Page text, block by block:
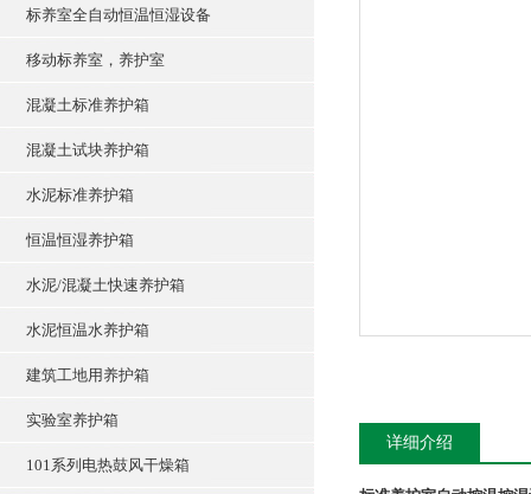
标养室全自动恒温恒湿设备
移动标养室，养护室
混凝土标准养护箱
混凝土试块养护箱
水泥标准养护箱
恒温恒湿养护箱
水泥/混凝土快速养护箱
水泥恒温水养护箱
建筑工地用养护箱
实验室养护箱
101系列电热鼓风干燥箱
详细介绍